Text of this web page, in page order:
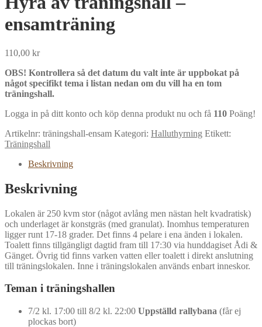
ensamträning
110,00 kr
OBS! Kontrollera så det datum du valt inte är uppbokat på
något specifikt tema i listan nedan om du vill ha en tom
träningshall.
Logga in på ditt konto och köp denna produkt nu och få 110 Poäng!
Artikelnr: träningshall-ensam Kategori: Halluthyrning Etikett:
Träningshall
Beskrivning
Beskrivning
Lokalen är 250 kvm stor (något avlång men nästan helt kvadratisk)
och underlaget är konstgräs (med granulat). Inomhus temperaturen
ligger runt 17-18 grader. Det finns 4 pelare i ena änden i lokalen.
Toalett finns tillgängligt dagtid fram till 17:30 via hunddagiset Ådi &
Gänget. Övrig tid finns varken vatten eller toalett i direkt anslutning
till träningslokalen. Inne i träningslokalen används enbart inneskor.
Teman i träningshallen
7/2 kl. 17:00 till 8/2 kl. 22:00 Uppställd rallybana (får ej
plockas bort)